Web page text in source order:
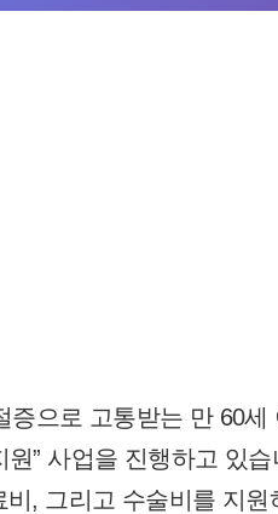
증으로 고통받는 만 60
” 사업을 진행하고 있
, 그리고 수술비를 지